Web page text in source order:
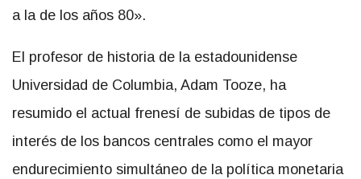
a la de los años 80».
El profesor de historia de la estadounidense
Universidad de Columbia, Adam Tooze, ha
resumido el actual frenesí de subidas de tipos de
interés de los bancos centrales como el mayor
endurecimiento simultáneo de la política monetaria